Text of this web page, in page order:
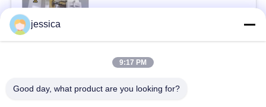
Groover 0.65mm della lente
jessica
9:17 PM
Good day, what product are you looking for?